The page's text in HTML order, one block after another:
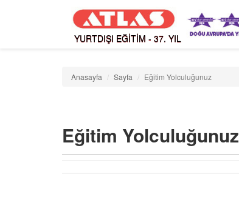
YURTDIŞI EĞİTİM - 37. YIL
Anasayfa Sayfa Eğitim Yolculuğunuz
Eğitim Yolculuğunuz